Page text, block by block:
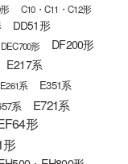
C10・C11・C12形
DD51形
DEC700形 DF200形
E217系
E261系 E351系
系 E721系
形
形